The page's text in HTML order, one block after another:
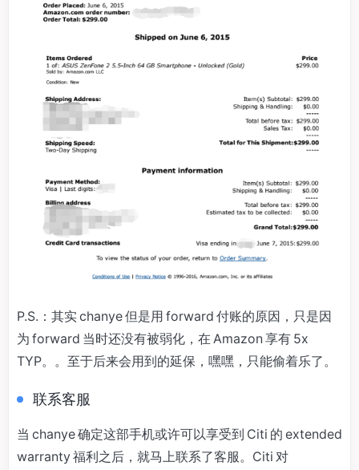
P.S.：其实 chanye 但是用 forward 付账的原因，只是因
为 forward 当时还没有被弱化，在 Amazon 享有 5x
TYP。。至于后来会用到的延保，嘿嘿，只能偷着乐了。
联系客服
当 chanye 确定这部手机或许可以享受到 Citi 的 extended
warranty 福利之后，就马上联系了客服。Citi 对